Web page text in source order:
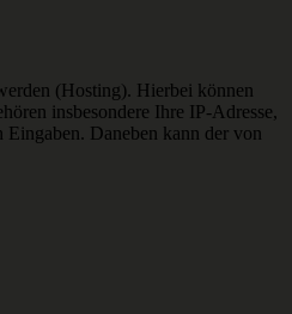
(Hosting). Hierbei können
insbesondere Ihre IP-Adresse,
Daneben kann der von